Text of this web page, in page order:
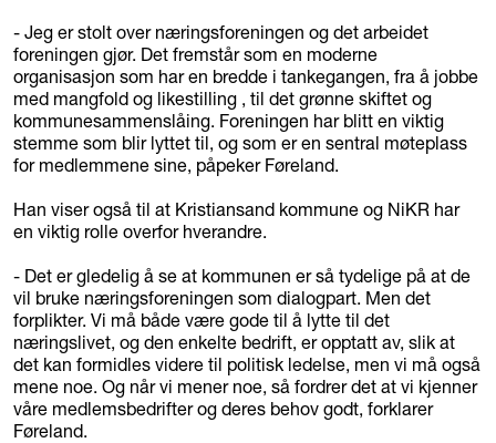
- Jeg er stolt over næringsforeningen og det arbeidet
foreningen gjør. Det fremstår som en moderne
organisasjon som har en bredde i tankegangen, fra å jobbe
med mangfold og likestilling , til det grønne skiftet og
kommunesammenslåing. Foreningen har blitt en viktig
stemme som blir lyttet til, og som er en sentral møteplass
for medlemmene sine, påpeker Føreland.
Han viser også til at Kristiansand kommune og NiKR har
en viktig rolle overfor hverandre.
- Det er gledelig å se at kommunen er så tydelige på at de
vil bruke næringsforeningen som dialogpart. Men det
forplikter. Vi må både være gode til å lytte til det
næringslivet, og den enkelte bedrift, er opptatt av, slik at
det kan formidles videre til politisk ledelse, men vi må også
mene noe. Og når vi mener noe, så fordrer det at vi kjenner
våre medlemsbedrifter og deres behov godt, forklarer
Føreland.